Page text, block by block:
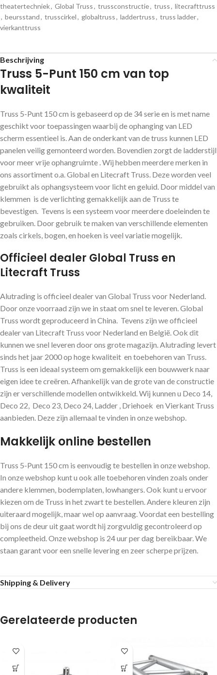
theatertechniek, Global Truss, trussconstructie, truss, litecrafttruss
, beursstand, trusscirkel, globaltruss, laddertruss, truss ladder,
vierkanttruss
Beschrijving
Truss 5-Punt 150 cm van top
kwaliteit
Truss 5-Punt 150 cm is gebaseerd op de 34 serie en is met name
geschikt voor toepassingen waarbij de ophanging van LED
scherm essentieel is. Aan de onderkant van de truss kunnen LED
panelen veilig gemonteerd worden. Bovendien zorgt de ladderstijl
voor meer vrije ophangruimte . Wij hebben meerdere merken in
ons assortiment o.a. Global en Litecraft Truss. Deze worden veel
gebruikt als ophangsysteem voor licht en geluid. Door middel van
klemmen is de verlichting gemakkelijk aan de Truss te
bevestigen. Tevens is een systeem voor meerdere doeleinden te
gebruiken. Door gebruik te maken van verschillende elementen
zoals cirkels, bogen, en hoeken is veel variatie mogelijk.
Officieel dealer Global Truss en
Litecraft Truss
Alutrading is officieel dealer van Global Truss voor Nederland.
Door onze voorraad zijn we in staat om snel te leveren. Global
Truss wordt geproduceerd in China. Tevens zijn we officieel
dealer van Litecraft Truss voor Nederland en België. Ook dit
kunnen we snel leveren door ons grote magazijn. Alutrading levert
sinds het jaar 2000 op hoge kwaliteit en toebehoren van Truss.
Truss is een ideaal systeem om gemakkelijk een bouwwerk naar
eigen idee te creëren. Afhankelijk van de grote van de constructie
zijn er verschillende modellen ontwikkeld. Wij kunnen u Deco 14,
Deco 22, Deco 23, Deco 24, Ladder , Driehoek en Vierkant Truss
aanbieden. Deze zijn allemaal te vinden in onze webshop.
Makkelijk online bestellen
Truss 5-Punt 150 cm is eenvoudig te bestellen in onze webshop.
In onze webshop kunt u ook alle toebehoren vinden zoals onder
andere klemmen, bodemplaten, lowhangers. Ook kunt u ervoor
kiezen om de Truss in het zwart te bestellen. Andere kleuren zijn
uiteraard mogelijk, maar wel op aanvraag. Voordat een bestelling
bij ons de deur uit gaat wordt hij zorgvuldig gecontroleerd op
compleetheid. Onze webshop is 24 uur per dag bereikbaar. We
staan garant voor een snelle levering en zeer scherpe prijzen.
Shipping & Delivery
Gerelateerde producten